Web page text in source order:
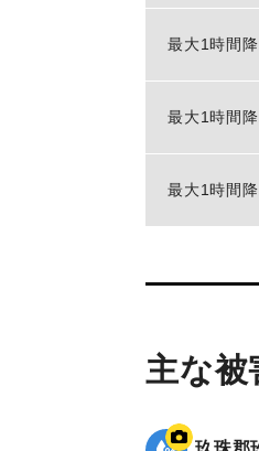
最大1時間
最大1時間
最大1時間
主な被